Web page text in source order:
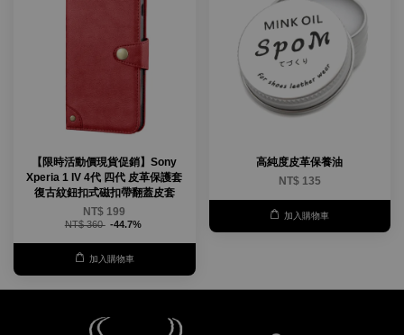
【限時活動價現貨促銷】Sony
Xperia 1 IV 4代 四代 皮革保護套
復古紋鈕扣式磁扣帶翻蓋皮套
NT$ 199
NT$ 360 -44.7%
加入購物車
高純度皮革保養油
NT$ 135
加入購物車